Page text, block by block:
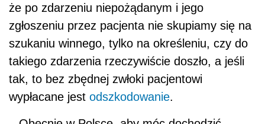
że po zdarzeniu niepożądanym i jego
zgłoszeniu przez pacjenta nie skupiamy się na
szukaniu winnego, tylko na określeniu, czy do
takiego zdarzenia rzeczywiście doszło, a jeśli
tak, to bez zbędnej zwłoki pacjentowi
wypłacane jest odszkodowanie.